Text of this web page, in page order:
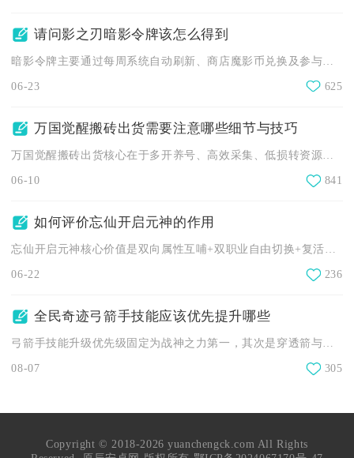
请问影之刃暗影令牌该怎么得到
06-23 625
万国觉醒搬砖出货需要注意哪些细节与技巧
06-10 841
如何评价忘仙开启元神的作用
06-22 236
全民奇迹弓箭手技能应该优先提升哪些
08-07 305
Copyright © 2018-2026 yuanchengck.com All Rights